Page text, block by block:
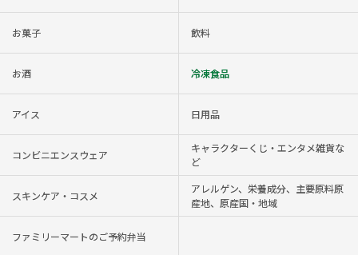
お菓子 飲料
お酒 冷凍食品
アイス 日用品
コンビニエンスウェア
キャラクターくじ・エンタメ雑貨な
ど
スキンケア・コスメ
アレルゲン、栄養成分、主要原料原
産地、原産国・地域
ファミリーマートのご予約弁当